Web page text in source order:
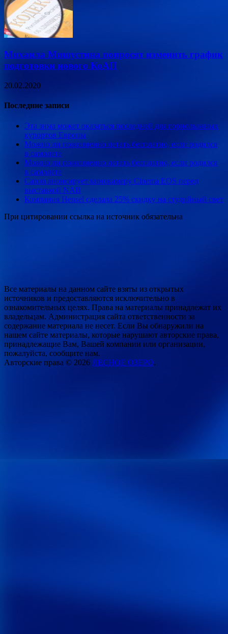
Михаила Мишустина попросят изменить график
подготовки нового КоАП
20.02.2020
Последние записи
Эта зима может оказаться последней для горнолыжных
курортов Европы
Можно ли пожизненно летать бесплатно, если родился
в самолете
Можно ли пожизненно летать бесплатно, если родился
в самолете
Canon анонсирует кинокамеру Cinema EOS перед
выставкой NAB
Компания Hensel сделала 25% скидку на студийный свет
При цитировании ссылка на источник обязательна
Все материалы на данном сайте взяты из открытых
источников и предоставляются исключительно в
ознакомительных целях. Права на материалы принадлежат их
владельцам. Администрация сайта ответственности за
содержание материала не несет. Если Вы обнаружили на
нашем сайте материалы, которые нарушают авторские права,
принадлежащие Вам, Вашей компании или организации,
пожалуйста, сообщите нам.
Авторские права © 2026 ЛЕСНОЕ ОЗЕРО.